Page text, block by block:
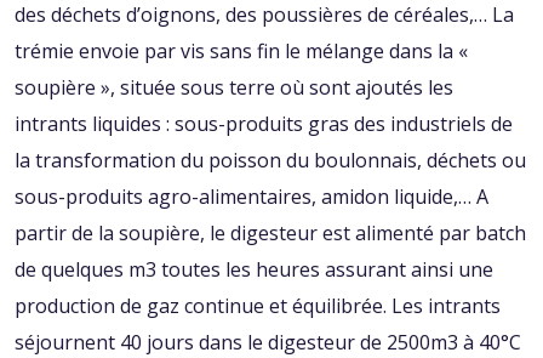
des déchets d’oignons, des poussières de céréales,… La
trémie envoie par vis sans fin le mélange dans la «
soupière », située sous terre où sont ajoutés les
intrants liquides : sous-produits gras des industriels de
la transformation du poisson du boulonnais, déchets ou
sous-produits agro-alimentaires, amidon liquide,… A
partir de la soupière, le digesteur est alimenté par batch
de quelques m3 toutes les heures assurant ainsi une
production de gaz continue et équilibrée. Les intrants
séjournent 40 jours dans le digesteur de 2500m3 à 40°C